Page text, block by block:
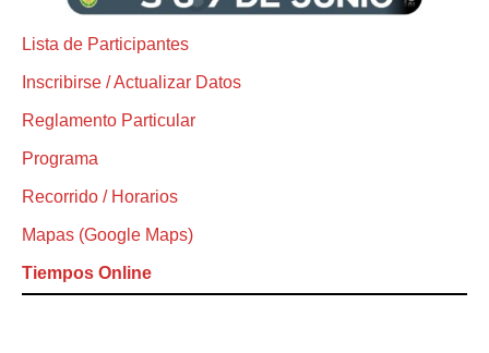
Lista de Participantes
Inscribirse / Actualizar Datos
Reglamento Particular
Programa
Recorrido / Horarios
Mapas (Google Maps)
Tiempos Online